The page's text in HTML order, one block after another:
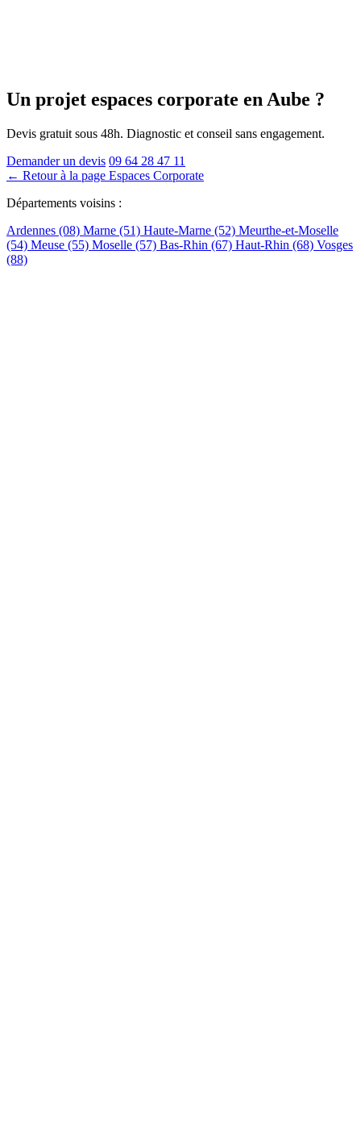
Un projet espaces corporate en Aube ?
Devis gratuit sous 48h. Diagnostic et conseil sans engagement.
Demander un devis 09 64 28 47 11
← Retour à la page Espaces Corporate
Départements voisins :
Ardennes (08) Marne (51) Haute-Marne (52) Meurthe-et-Moselle
(54) Meuse (55) Moselle (57) Bas-Rhin (67) Haut-Rhin (68) Vosges
(88)